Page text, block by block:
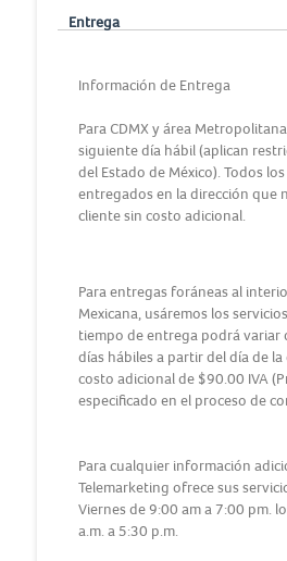
Entrega
Información de Entrega
Para CDMX y área
siguiente día hábil (aplican
del Estado de México). Todos
entregados en la dirección que
cliente sin costo adicional.
Para entregas foráneas al
Mexicana, usáremos los
tiempo de entrega podrá variar
días hábiles a partir del día de
costo adicional de $90.00 IVA
especificado en el proceso de
Para cualquier información
Telemarketing ofrece sus
Viernes de 9:00 am a 7:00 pm.
a.m. a 5:30 p.m.